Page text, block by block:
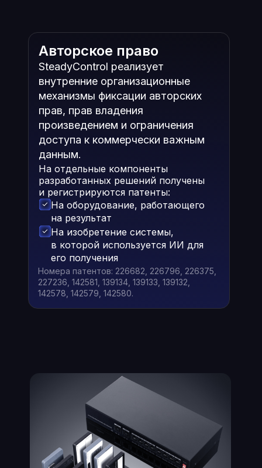
Авторское право
SteadyControl реализует
внутренние организационные
механизмы фиксации авторских
прав, прав владения
произведением и ограничения
доступа к коммерчески важным
данным.
На отдельные компоненты
разработанных решений получены
и регистрируются патенты:
На оборудование, работающего
на результат
На изобретение системы,
в которой используется ИИ для
его получения
Номера патентов: 226682, 226796, 226375,
227236, 142581, 139134, 139133, 139132,
142578, 142579, 142580.